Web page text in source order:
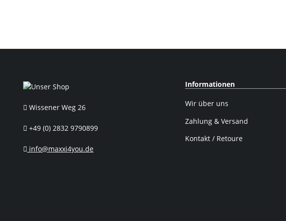
Wissener Weg 26
+49 (0) 2832 9790899
info@maxxi4you.de
Informationen
Wir über uns
Zahlung & Versand
Kontakt / Retoure